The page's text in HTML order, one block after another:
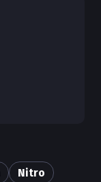
Nitro